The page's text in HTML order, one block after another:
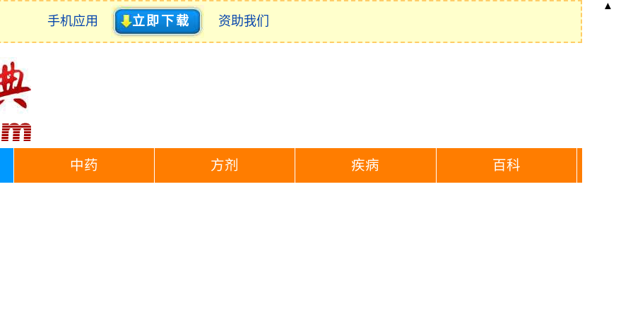
手机应用 立即下载 资助我们
中药 方剂 疾病 百科
▲